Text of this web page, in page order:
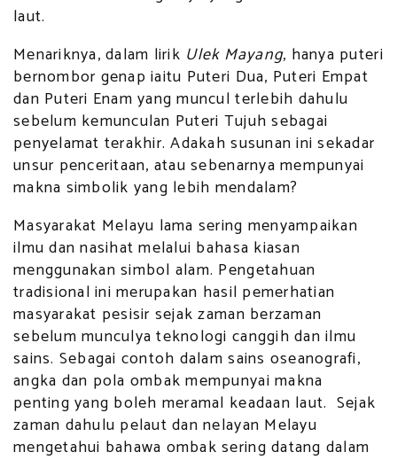
laut.
Menariknya, dalam lirik Ulek Mayang, hanya puteri
bernombor genap iaitu Puteri Dua, Puteri Empat
dan Puteri Enam yang muncul terlebih dahulu
sebelum kemunculan Puteri Tujuh sebagai
penyelamat terakhir. Adakah susunan ini sekadar
unsur penceritaan, atau sebenarnya mempunyai
makna simbolik yang lebih mendalam?
Masyarakat Melayu lama sering menyampaikan
ilmu dan nasihat melalui bahasa kiasan
menggunakan simbol alam. Pengetahuan
tradisional ini merupakan hasil pemerhatian
masyarakat pesisir sejak zaman berzaman
sebelum munculya teknologi canggih dan ilmu
sains. Sebagai contoh dalam sains oseanografi,
angka dan pola ombak mempunyai makna
penting yang boleh meramal keadaan laut. Sejak
zaman dahulu pelaut dan nelayan Melayu
mengetahui bahawa ombak sering datang dalam